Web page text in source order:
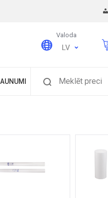
Valoda
LV
Meklēt preci